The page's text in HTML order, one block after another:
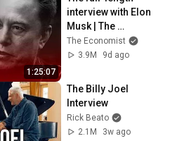
1:25:07
interview with Elon
Musk | The
Economist
The Economist
3.9M
9d ago
The Billy Joel
Interview
Rick Beato
2.1M
3w ago